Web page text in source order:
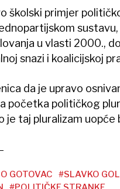
školski primjer
u vlasti 2000.,
snazi i koalicijskoj
da je upravo
početka političkog
je taj pluralizam uopće
GOTOVAC #SLAVKO